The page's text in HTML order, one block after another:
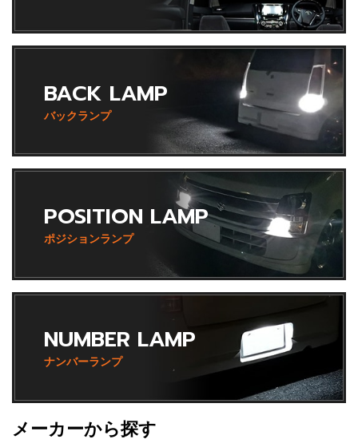
BACK LAMP
バックランプ
POSITION LAMP
ポジションランプ
NUMBER LAMP
ナンバーランプ
メーカーから探す